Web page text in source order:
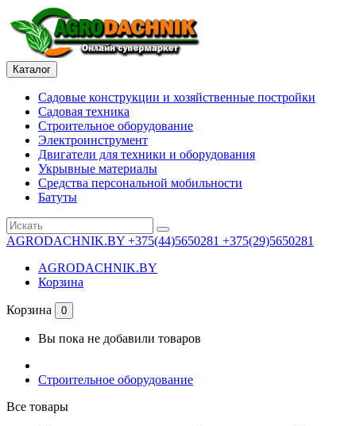
Каталог
Садовые конструкции и хозяйственные постройки
Садовая техника
Строительное оборудование
Электроинструмент
Двигатели для техники и оборудования
Укрывные материалы
Средства персональной мобильности
Батуты
AGRODACHNIK.BY +375(44)5650281 +375(29)5650281
AGRODACHNIK.BY
Корзина
Корзина 0
Вы пока не добавили товаров
Строительное оборудование
Все товары